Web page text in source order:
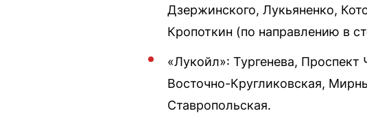
Дзержинского, Лукьяненко,
Кропоткин (по направлению в
«Лукойл»: Тургенева,
Восточно-Кругликовская,
Ставропольская.